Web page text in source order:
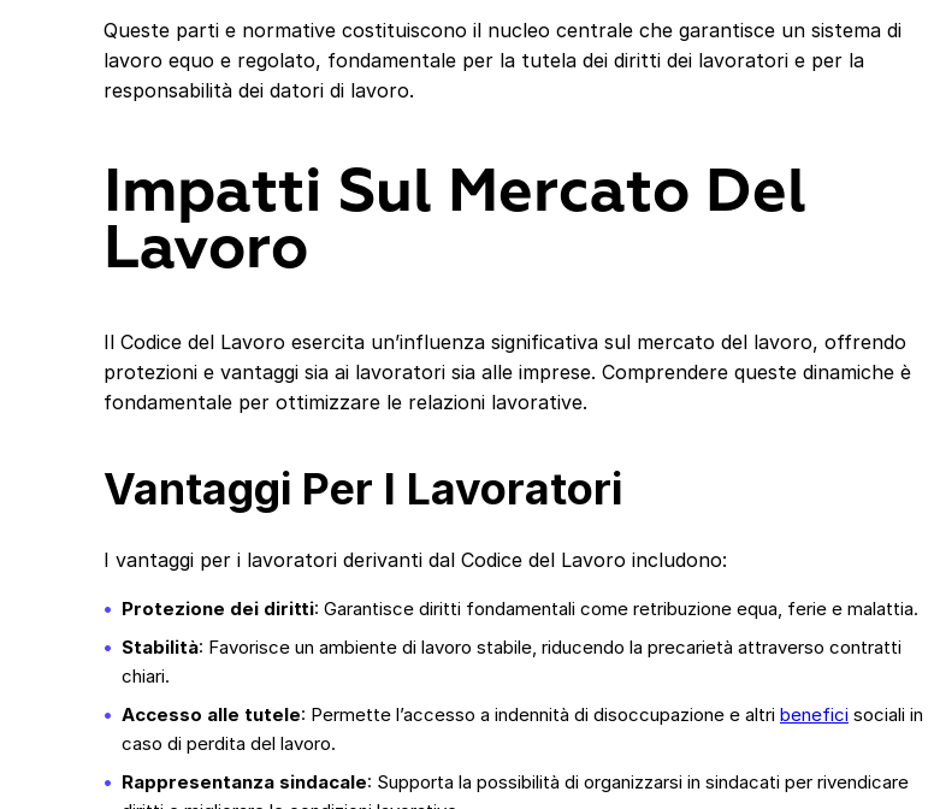
Queste parti e normative costituiscono il nucleo centrale che garantisce un sistema di
lavoro equo e regolato, fondamentale per la tutela dei diritti dei lavoratori e per la
responsabilità dei datori di lavoro.
Impatti Sul Mercato Del
Lavoro
Il Codice del Lavoro esercita un’influenza significativa sul mercato del lavoro, offrendo
protezioni e vantaggi sia ai lavoratori sia alle imprese. Comprendere queste dinamiche è
fondamentale per ottimizzare le relazioni lavorative.
Vantaggi Per I Lavoratori
I vantaggi per i lavoratori derivanti dal Codice del Lavoro includono:
Protezione dei diritti: Garantisce diritti fondamentali come retribuzione equa, ferie e malattia.
Stabilità: Favorisce un ambiente di lavoro stabile, riducendo la precarietà attraverso contratti
chiari.
Accesso alle tutele: Permette l’accesso a indennità di disoccupazione e altri benefici sociali in
caso di perdita del lavoro.
Rappresentanza sindacale: Supporta la possibilità di organizzarsi in sindacati per rivendicare